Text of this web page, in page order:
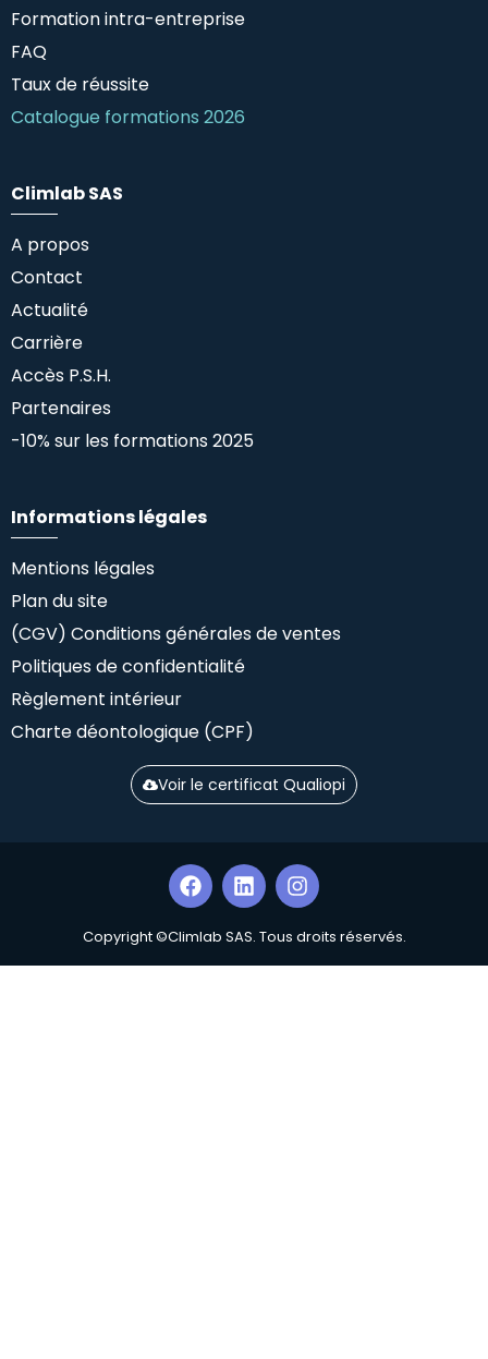
Formation intra-entreprise
FAQ
Taux de réussite
Catalogue formations 2026
Climlab SAS
A propos
Contact
Actualité
Carrière
Accès P.S.H.
Partenaires
-10% sur les formations 2025
Informations légales
Mentions légales
Plan du site
(CGV) Conditions générales de ventes
Politiques de confidentialité
Règlement intérieur
Charte déontologique (CPF)
Voir le certificat Qualiopi
Copyright ©Climlab SAS. Tous droits réservés.